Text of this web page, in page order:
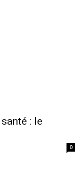
: le
0